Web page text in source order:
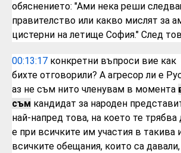
обяснението: "Ами нека реши
правителство или какво мислят за
цистерни на летище София." След
00:13:17 конкретни въпроси вие как
бихте отговорили? А агресор ли е
аз не съм нито членувам в момента
съм кандидат за народен
най-напред това, на което те трябва
е при всичките им участия в такива
всичките обещания, които са давали,